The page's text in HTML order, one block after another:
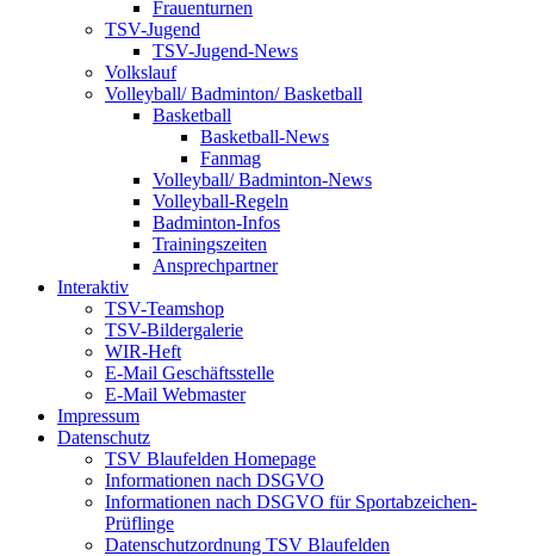
Frauenturnen
TSV-Jugend
TSV-Jugend-News
Volkslauf
Volleyball/ Badminton/ Basketball
Basketball
Basketball-News
Fanmag
Volleyball/ Badminton-News
Volleyball-Regeln
Badminton-Infos
Trainingszeiten
Ansprechpartner
Interaktiv
TSV-Teamshop
TSV-Bildergalerie
WIR-Heft
E-Mail Geschäftsstelle
E-Mail Webmaster
Impressum
Datenschutz
TSV Blaufelden Homepage
Informationen nach DSGVO
Informationen nach DSGVO für Sportabzeichen-
Prüflinge
Datenschutzordnung TSV Blaufelden